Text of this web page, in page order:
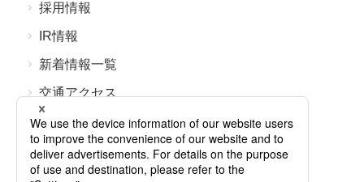
採⽤情報
IR情報
新着情報⼀覧
交通アクセス
よくあるご質問
お問い合わせ